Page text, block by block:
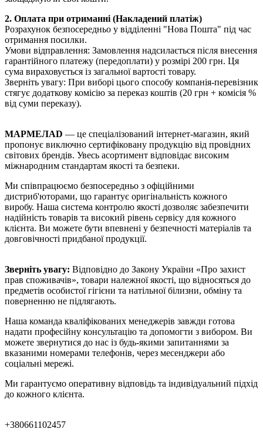
2. Оплата при отриманні (Накладений платіж)
Розрахунок безпосередньо у відділенні "Нова Пошта" під час
отримання посилки.
Умови відправлення: Замовлення надсилається після внесення
гарантійного платежу (передоплати) у розмірі 200 грн. Ця
сума вираховується із загальної вартості товару.
Зверніть увагу: При виборі цього способу компанія-перевізник
стягує додаткову комісію за переказ коштів (20 грн + комісія %
від суми переказу).
МАРМЕЛАD — це спеціалізований інтернет-магазин, який
пропонує виключно сертифіковану продукцію від провідних
світових брендів. Увесь асортимент відповідає високим
міжнародним стандартам якості та безпеки.
Ми співпрацюємо безпосередньо з офіційними
дистриб'юторами, що гарантує оригінальність кожного
виробу. Наша система контролю якості дозволяє забезпечити
надійність товарів та високий рівень сервісу для кожного
клієнта. Ви можете бути впевнені у безпечності матеріалів та
довговічності придбаної продукції.
Зверніть увагу: Відповідно до Закону України «Про захист
прав споживачів», товари належної якості, що відносяться до
предметів особистої гігієни та натільної білизни, обміну та
поверненню не підлягають.
Наша команда кваліфікованих менеджерів завжди готова
надати професійну консультацію та допомогти з вибором. Ви
можете звернутися до нас із будь-якими запитаннями за
вказаними номерами телефонів, через месенджери або
соціальні мережі.
Ми гарантуємо оперативну відповідь та індивідуальний підхід
до кожного клієнта.
+380661102457